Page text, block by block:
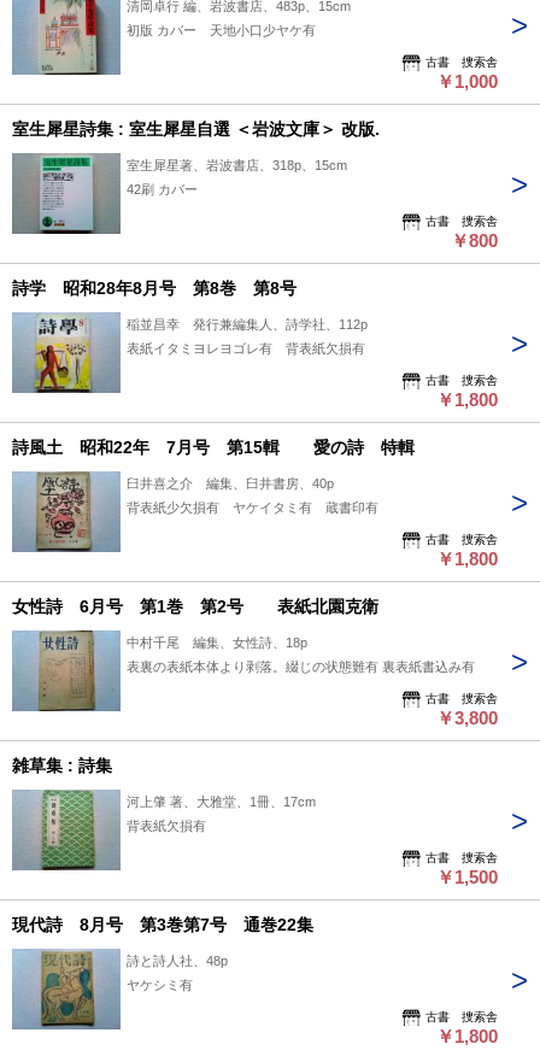
清岡卓行 編、岩波書店、483p、15cm
初版 カバー 天地小口少ヤケ有
古書 捜索舎
￥1,000
室生犀星詩集 : 室生犀星自選 ＜岩波文庫＞ 改版.
室生犀星著、岩波書店、318p、15cm
42刷 カバー
古書 捜索舎
￥800
詩学 昭和28年8月号 第8巻 第8号
稲並昌幸 発行兼編集人、詩学社、112p
表紙イタミヨレヨゴレ有 背表紙欠損有
古書 捜索舎
￥1,800
詩風土 昭和22年 7月号 第15輯 愛の詩 特輯
臼井喜之介 編集、臼井書房、40p
背表紙少欠損有 ヤケイタミ有 蔵書印有
古書 捜索舎
￥1,800
女性詩 6月号 第1巻 第2号 表紙北園克衛
中村千尾 編集、女性詩、18p
表裏の表紙本体より剥落。綴じの状態難有 裏表紙書込み有
古書 捜索舎
￥3,800
雑草集 : 詩集
河上肇 著、大雅堂、1冊、17cm
背表紙欠損有
古書 捜索舎
￥1,500
現代詩 8月号 第3巻第7号 通巻22集
詩と詩人社、48p
ヤケシミ有
古書 捜索舎
￥1,800